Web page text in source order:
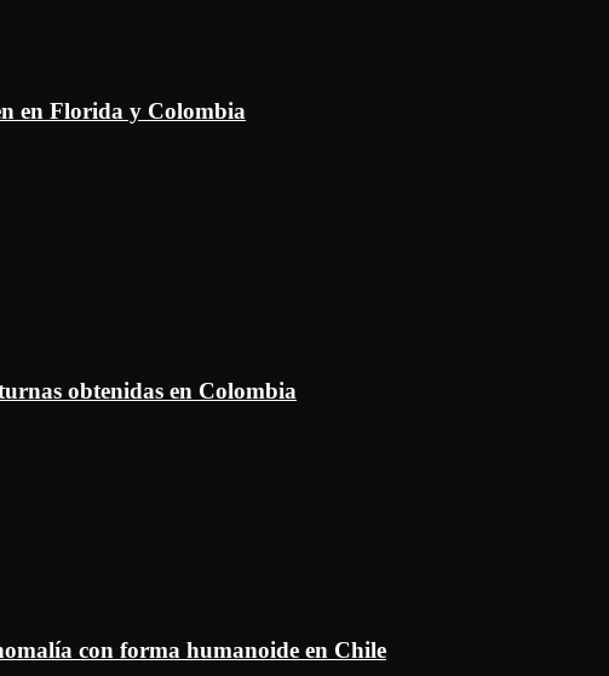
en Florida y Colombia
obtenidas en Colombia
con forma humanoide en Chile